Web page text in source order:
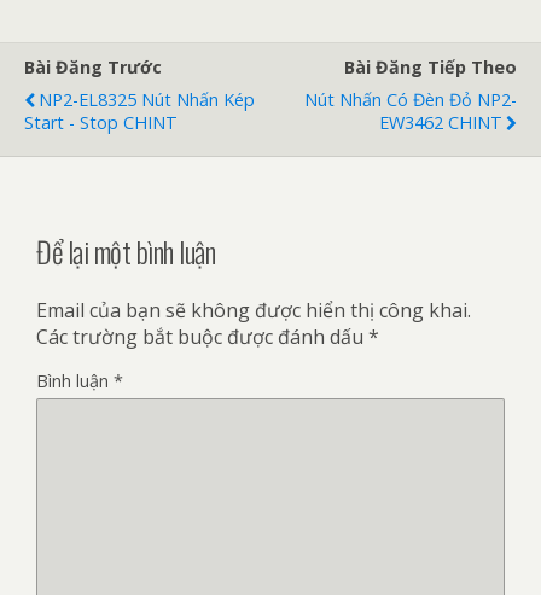
Bài Đăng Trước
NP2-EL8325 Nút Nhấn Kép
Start - Stop CHINT
Bài Đăng Tiếp Theo
Nút Nhấn Có Đèn Đỏ NP2-
EW3462 CHINT
Để lại một bình luận
Email của bạn sẽ không được hiển thị công khai.
Các trường bắt buộc được đánh dấu *
Bình luận *